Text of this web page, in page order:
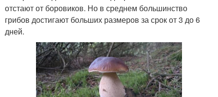
отстают от боровиков. Но в среднем большинство
грибов достигают больших размеров за срок от 3 до 6
дней.